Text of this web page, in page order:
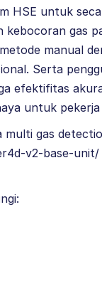
HSE untuk
gas
manual
Serta
efektifitas
untuk
multi gas
v2-base-unit/